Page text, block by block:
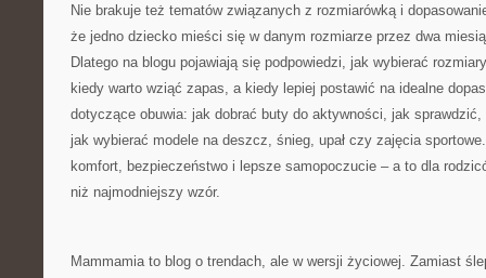
Nie brakuje też tematów związanych z rozmiarówką i
że jedno dziecko mieści się w danym rozmiarze przez dwa
Dlatego na blogu pojawiają się podpowiedzi, jak wybierać rozmiary
kiedy warto wziąć zapas, a kiedy lepiej postawić na idealne
dotyczące obuwia: jak dobrać buty do aktywności, jak
jak wybierać modele na deszcz, śnieg, upał czy zajęcia
komfort, bezpieczeństwo i lepsze samopoczucie – a to dla
niż najmodniejszy wzór.
Mammamia to blog o trendach, ale w wersji życiowej. Zamiast